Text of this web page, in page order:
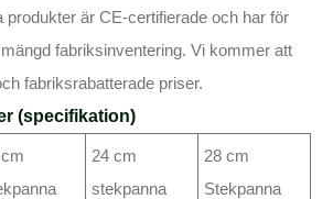
produkter är CE-certifierade och har för
fabriksinventering. Vi kommer att
fabriksrabatterade priser.
(specifikation)
24 cm
stekpanna
28 cm
Stekpanna